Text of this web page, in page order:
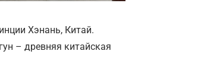
Хэнань, Китай.
– древняя китайская